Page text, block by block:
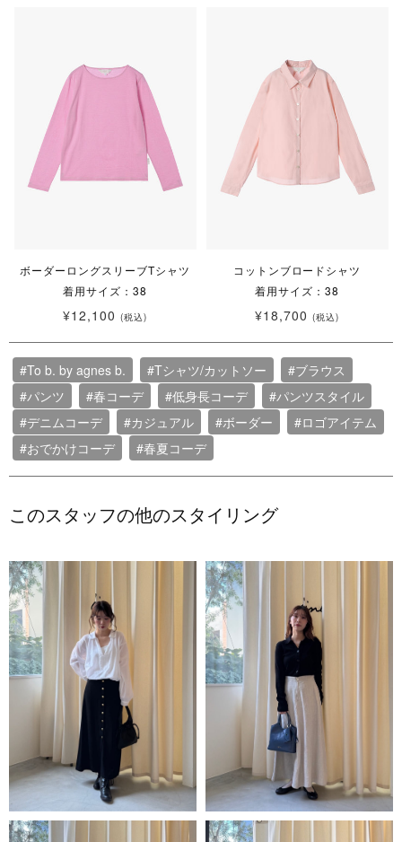
ボーダーロングスリーブTシャツ
着用サイズ：38
¥12,100 (税込)
コットンブロードシャツ
着用サイズ：38
¥18,700 (税込)
#To b. by agnes b. #Tシャツ/カットソー
#ブラウス
#パンツ
#春コーデ #低身長コーデ
#パンツスタイル
#デニムコーデ
#カジュアル #ボーダー
#ロゴアイテム
#おでかけコーデ
#春夏コーデ
このスタッフの他のスタイリング